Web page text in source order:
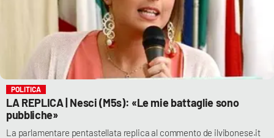
POLITICA
LA REPLICA | Nesci (M5s): «Le mie battaglie sono
pubbliche»
La parlamentare pentastellata replica al commento de ilvibonese.it